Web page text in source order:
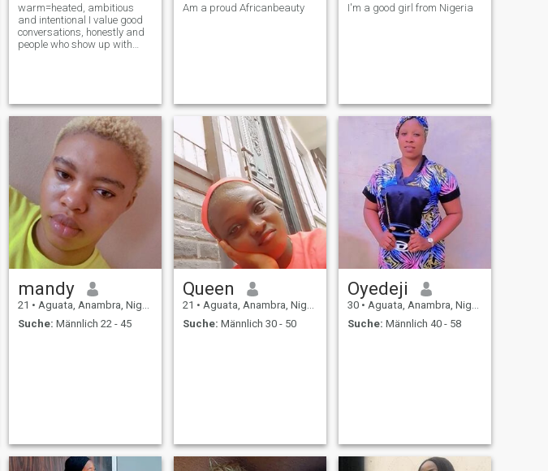
warm=heated, ambitious
and intentional I value good
conversations, honestly and
people who show up with
with that energy ✨️
Am a proud Africanbeauty
I'm a good girl from Nigeria
mandy
21 • Aguata, Anambra, Nigeria
Suche: Männlich 22 - 45
Queen
21 • Aguata, Anambra, Nigeria
Suche: Männlich 30 - 50
Oyedeji
30 • Aguata, Anambra, Nigeria
Suche: Männlich 40 - 58